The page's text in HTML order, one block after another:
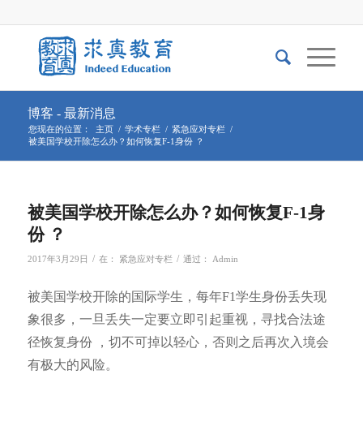
博客 - 最新消息
您现在的位置： 主页 / 学术专栏 / 紧急应对专栏 /
被美国学校开除怎么办？如何恢复F-1身份 ？
被美国学校开除怎么办？如何恢复F-1身
份 ？
2017年3月29日 / 在： 紧急应对专栏 / 通过： Admin
被美国学校开除的国际学生，每年F1学生身份丢失现
象很多，一旦丢失一定要立即引起重视，寻找合法途
径恢复身份 ，切不可掉以轻心，否则之后再次入境会
有极大的风险。